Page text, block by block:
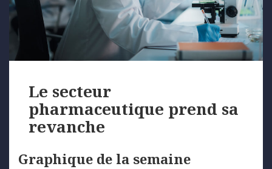
Le secteur
pharmaceutique prend sa
revanche
Graphique de la semaine